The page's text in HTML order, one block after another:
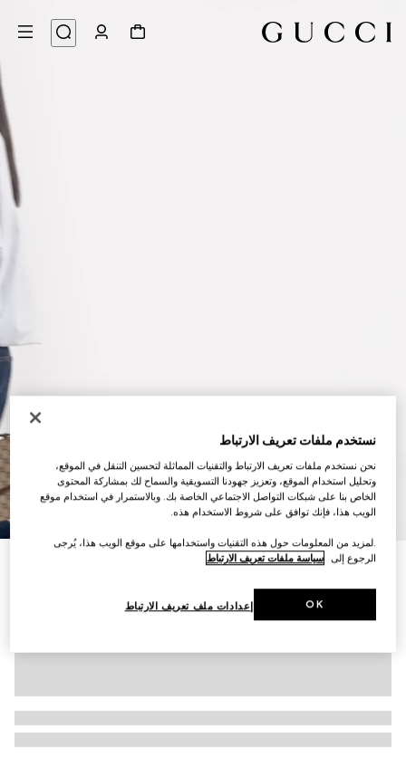
/
10
التخصيص بالأحرف الأولى
AED 8,900
نستخدم ملفات تعريف الارتباط
نحن نستخدم ملفات تعريف الارتباط والتقنيات المماثلة لتحسين التنقل في الموقع،
وتحليل استخدام الموقع، وتعزيز جهودنا التسويقية والسماح لك بمشاركة المحتوى
الخاص بنا على شبكات التواصل الاجتماعي الخاصة بك. وبالاستمرار في استخدام موقع
الويب هذا، فإنك توافق على شروط الاستخدام هذه.
.لمزيد من المعلومات حول هذه التقنيات واستخدامها على موقع الويب هذا، يُرجى
الرجوع إلى سياسة ملفات تعريف الارتباط
إعدادات ملف تعريف الارتباط OK